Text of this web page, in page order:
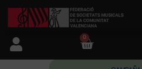
FSMCV
0